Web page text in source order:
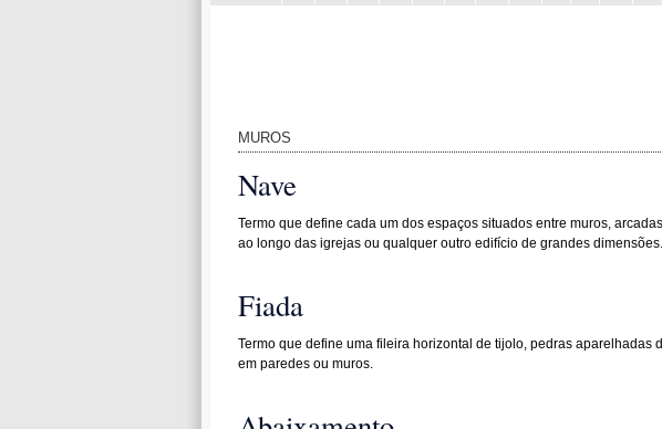
MUROS
Nave
Termo que define cada um dos espaços situados entre muros,
ao longo das igrejas ou qualquer outro edifício de grandes dimensões.
Fiada
Termo que define uma fileira horizontal de tijolo, pedras aparelhadas
em paredes ou muros.